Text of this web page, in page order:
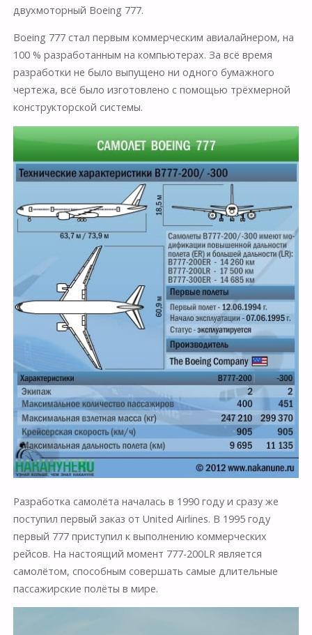
двухмоторный Boeing 777.
Boeing 777 стал первым коммерческим авиалайнером, на
100 % разработанным на компьютерах. За всё время
разработки не было выпущено ни одного бумажного
чертежа, всё было изготовлено с помощью трёхмерной
конструкторской системы.
Разработка самолёта началась в 1990 году и сразу же
поступил первый заказ от United Airlines. В 1995 году
первый 777 приступил к выполнению коммерческих
рейсов. На настоящий момент 777-200LR является
самолётом, способным совершать самые длительные
пассажирские полёты в мире.